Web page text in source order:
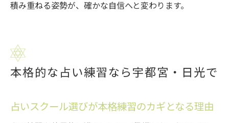
積み重ねる姿勢が、確かな自信へと変わります。
本格的な占い練習なら宇都宮・日光で
占いスクール選びが本格練習のカギとなる理由